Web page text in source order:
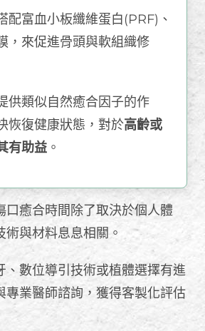
配富血小板纖維蛋白(PRF)、
，來促進骨頭與軟組織修
供類似自然癒合因子的作
恢復健康狀態，對於高齡或
有助益 。
口癒合時間除了取決於個人體
與材料息息相關。
、數位導引技術或植體選擇有進
專業醫師諮詢，獲得客製化評估